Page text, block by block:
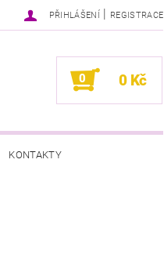
PŘIHLÁŠENÍ | REGISTRACE
0 0 Kč
KONTAKTY